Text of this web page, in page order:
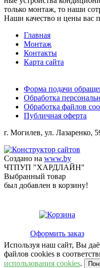
только монтаж, то наши
Наши качество и цены вас
Главная
Монтаж
Контакты
Карта сайта
Форма подачи
Обработка
Обработка файлов
Публичная оферта
г. Могилев, ул. Лазаренко,
Создано на www.by
ЧТПУП "ХАРДЛАЙН"
Выбранный товар
был добавлен в корзину!
Оформить заказ
Используя наш сайт, Вы
файлов cookies в
использования cookies.